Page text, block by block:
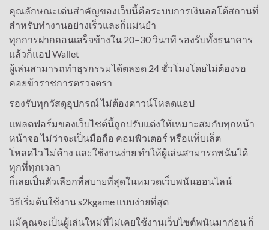
คุณลักษณะเด่นสำคัญของเว็บนี้คือระบบการเงินออโต้สถานที่
สำหรับทำงานอย่างเร็วและก็แม่นยำ
ทุกการฝากถอนเสร็จข้างใน 20–30 วินาที รองรับทั้งธนาคาร
แล้วก็แอป Wallet
ผู้เล่นสามารถทำธุรกรรมได้ตลอด 24 ชั่วโมงโดยไม่ต้องรอ
คอยข้าราชการตรวจตรา
รองรับทุกวัสดุอุปกรณ์ ไม่ต้องดาวน์โหลดแอป
แพลตฟอร์มของเว็บไซต์นี้ถูกปรับแต่งให้เหมาะสมกับทุกหน้า
หน้าจอ ไม่ว่าจะเป็นมือถือ คอมพิวเตอร์ หรือแท็บเล็ต
โหลดไว ไม่ค้าง และใช้งานง่าย ทำให้ผู้เล่นสามารถพนันได้
ทุกที่ทุกเวลา
ก็เลยเป็นตัวเลือกที่สบายที่สุดในหมวดเว็บพนันออนไลน์
วิธีเริ่มต้นใช้งาน s2kgame แบบง่ายที่สุด
แม้คุณจะเป็นผู้เล่นใหม่ที่ไม่เคยใช้งานเว็บไซต์พนันมาก่อน ก็